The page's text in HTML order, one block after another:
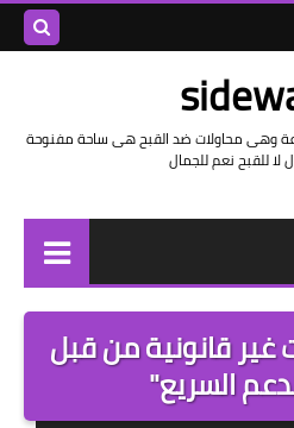
وهى محاولات ضد القبح هى ساحة مفنوحة
للقبح نعم للجمال
توثيق وتاريخ
بيانات
تقارير
غير قانونية من قبل
السريع"